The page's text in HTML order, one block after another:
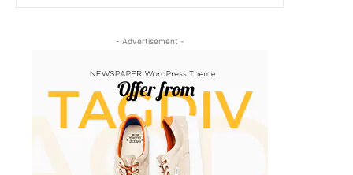
- Advertisement -